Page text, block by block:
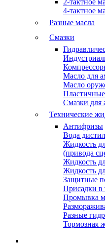
2-тактное
4-тактное
Разные масла
Смазки
Масло для
Масло
Смазки для
Технические
Антифризы
Вода
Жидкость
(привода
Жидкость
Жидкость
Защитные
Присадки в
Промывка
Разные
Тормозная